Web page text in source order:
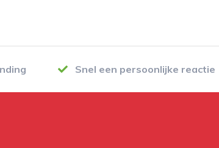
Snel een persoonlijke reactie